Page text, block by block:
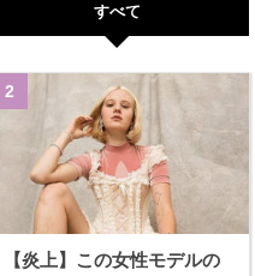
すべて
【炎上】この女性モデルの